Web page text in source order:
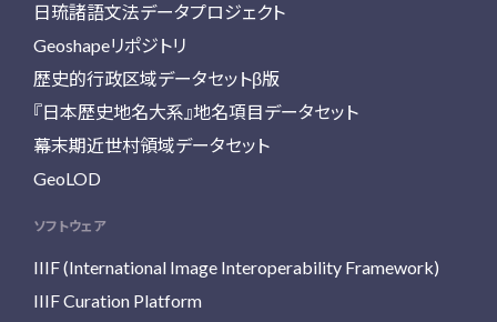
日琉諸語文法データプロジェクト
Geoshapeリポジトリ
歴史的行政区域データセットβ版
『日本歴史地名大系』地名項目データセット
幕末期近世村領域データセット
GeoLOD
ソフトウェア
IIIF (International Image Interoperability Framework)
IIIF Curation Platform